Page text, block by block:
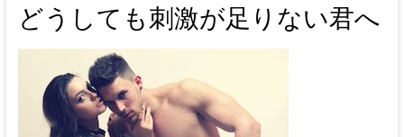
どうしても刺激が足りない君へ